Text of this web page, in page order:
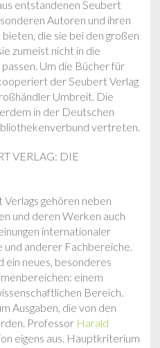
entstandenen Seubert
Autoren und ihren
die sie bei den großen
zumeist nicht in die
Um die Bücher für
der Seubert Verlag
Umbreit. Die
in der Deutschen
vertreten.
VERLAG: DIE
gehören neben
und deren Werken auch
internationaler
und anderer Fachbereiche.
ein neues, besonderes
einem
Bereich.
Ausgaben, die von den
Professor Harald
eigens aus. Hauptkriterium